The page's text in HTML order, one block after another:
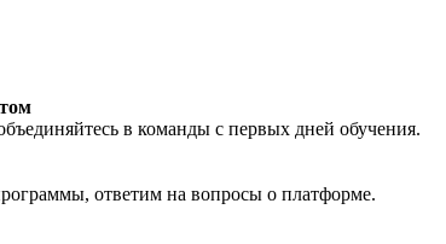
в команды с первых дней обучения.
ответим на вопросы о платформе.